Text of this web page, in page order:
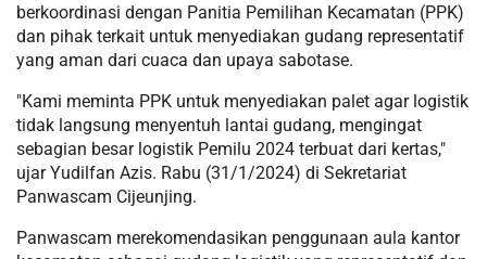
berkoordinasi dengan Panitia Pemilihan Kecamatan (PPK)
dan pihak terkait untuk menyediakan gudang representatif
yang aman dari cuaca dan upaya sabotase.
"Kami meminta PPK untuk menyediakan palet agar logistik
tidak langsung menyentuh lantai gudang, mengingat
sebagian besar logistik Pemilu 2024 terbuat dari kertas,"
ujar Yudilfan Azis. Rabu (31/1/2024) di Sekretariat
Panwascam Cijeunjing.
Panwascam merekomendasikan penggunaan aula kantor